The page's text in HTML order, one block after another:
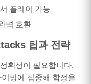
플레이 가능
벽 호환
팁과 전략
확성이 필요합니다.
밍에 집중해 함정을